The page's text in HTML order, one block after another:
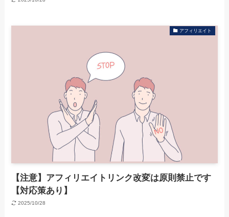
アフィリエイト
【注意】アフィリエイトリンク改変は原則禁止です
【対応策あり】
2025/10/28